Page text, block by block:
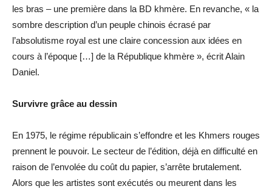
les bras – une première dans la BD khmère. En revanche, « la
sombre description d’un peuple chinois écrasé par
l’absolutisme royal est une claire concession aux idées en
cours à l’époque […] de la République khmère », écrit Alain
Daniel.
Survivre grâce au dessin
En 1975, le régime républicain s’effondre et les Khmers rouges
prennent le pouvoir. Le secteur de l’édition, déjà en difficulté en
raison de l’envolée du coût du papier, s’arrête brutalement.
Alors que les artistes sont exécutés ou meurent dans les